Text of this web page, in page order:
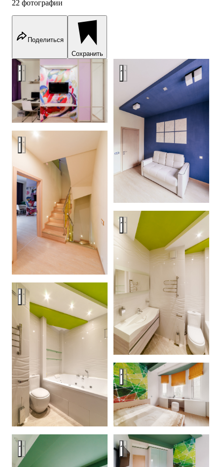
22 фотографии
Поделиться
Сохранить
Позитив на природе Позитив на природе
Позитив на природе
Позитив на природе
Позитив на природе
Позитив на природе
Позитив на природе
Позитив на природе